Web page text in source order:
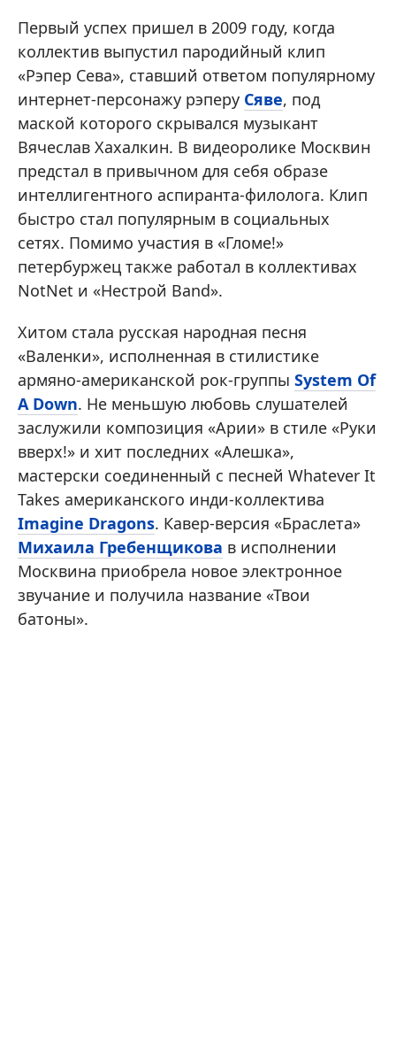
Первый успех пришел в 2009 году, когда
коллектив выпустил пародийный клип
«Рэпер Сева», ставший ответом популярному
интернет-персонажу рэперу Сяве, под
маской которого скрывался музыкант
Вячеслав Хахалкин. В видеоролике Москвин
предстал в привычном для себя образе
интеллигентного аспиранта-филолога. Клип
быстро стал популярным в социальных
сетях. Помимо участия в «Гломе!»
петербуржец также работал в коллективах
NotNet и «Нестрой Band».
Хитом стала русская народная песня
«Валенки», исполненная в стилистике
армяно-американской рок-группы System Of
A Down. Не меньшую любовь слушателей
заслужили композиция «Арии» в стиле «Руки
вверх!» и хит последних «Алешка»,
мастерски соединенный с песней Whatever It
Takes американского инди-коллектива
Imagine Dragons. Кавер-версия «Браслета»
Михаила Гребенщикова в исполнении
Москвина приобрела новое электронное
звучание и получила название «Твои
батоны».